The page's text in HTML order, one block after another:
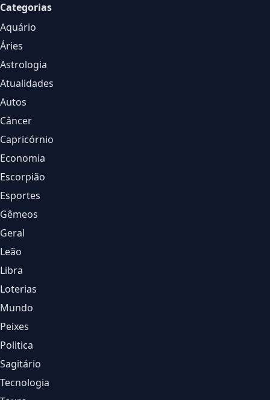
Categorias
Aquário
Áries
Astrologia
Atualidades
Autos
Câncer
Capricórnio
Economia
Escorpião
Esportes
Gêmeos
Geral
Leão
Libra
Loterias
Mundo
Peixes
Politica
Sagitário
Tecnologia